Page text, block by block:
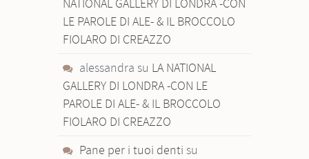
NATIONAL GALLERY DI LONDRA -CON
LE PAROLE DI ALE- & IL BROCCOLO
FIOLARO DI CREAZZO
alessandra su LA NATIONAL
GALLERY DI LONDRA -CON LE
PAROLE DI ALE- & IL BROCCOLO
FIOLARO DI CREAZZO
Pane per i tuoi denti su